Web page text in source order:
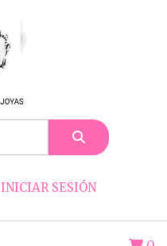
INICIAR SESIÓN